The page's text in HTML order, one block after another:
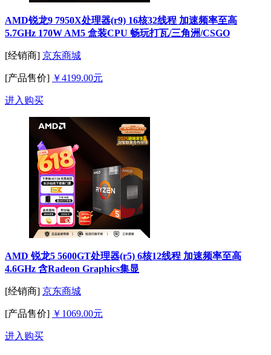
AMD锐龙9 7950X处理器(r9) 16核32线程 加速频率至高
5.7GHz 170W AM5 盒装CPU 畅玩打瓦/三角洲/CSGO
[经销商] 京东商城
[产品售价] ￥4199.00元
进入购买
AMD 锐龙5 5600GT处理器(r5) 6核12线程 加速频率至高
4.6GHz 含Radeon Graphics集显
[经销商] 京东商城
[产品售价] ￥1069.00元
进入购买